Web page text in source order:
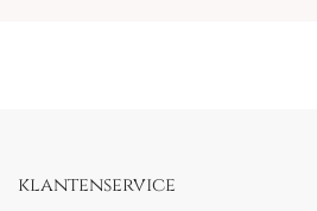
klantenservice